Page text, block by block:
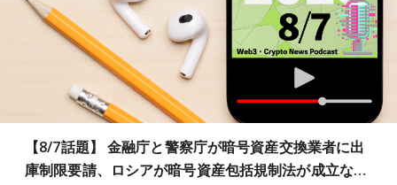
【8/7話題】 金融庁と警察庁が暗号資産交換業者に出
庫制限要請、ロシアが暗号資産包括規制法が成立な…